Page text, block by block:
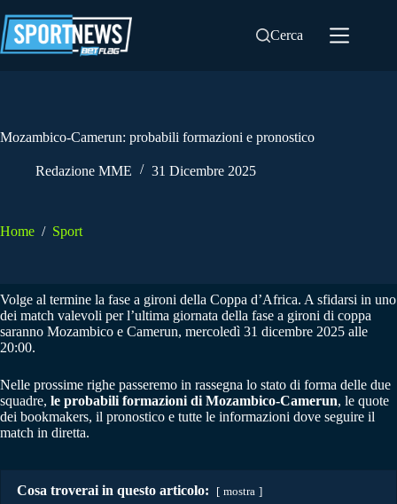
al
contenuto
Cerca
Mozambico-Camerun: probabili formazioni e pronostico
Redazione MME 31 Dicembre 2025
Home / Sport
Volge al termine la fase a gironi della Coppa d’Africa. A sfidarsi in uno
dei match valevoli per l’ultima giornata della fase a gironi di coppa
saranno Mozambico e Camerun, mercoledì 31 dicembre 2025 alle
20:00.
Nelle prossime righe passeremo in rassegna lo stato di forma delle due
squadre, le probabili formazioni di Mozambico-Camerun, le quote
dei bookmakers, il pronostico e tutte le informazioni dove seguire il
match in diretta.
Cosa troverai in questo articolo: mostra